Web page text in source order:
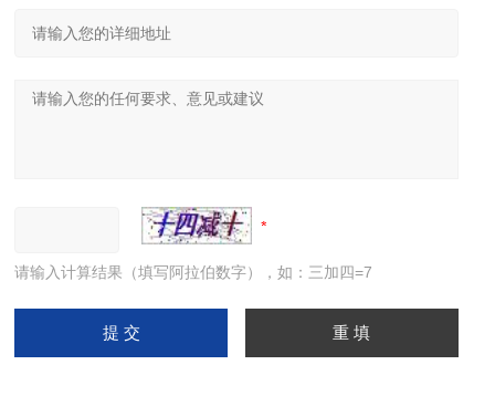
请输入计算结果（填写阿拉伯数字），如：三加四=7